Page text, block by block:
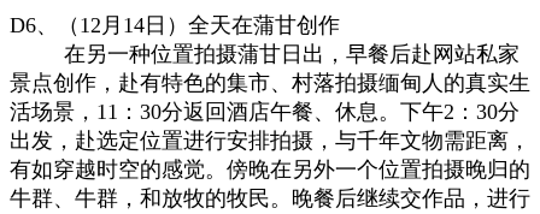
D6、（12月14日）全天在蒲甘创作
在另一种位置拍摄蒲甘日出，早餐后赴网站私家
景点创作，赴有特色的集市、村落拍摄缅甸人的真实生
活场景，11：30分返回酒店午餐、休息。下午2：30分
出发，赴选定位置进行安排拍摄，与千年文物需距离，
有如穿越时空的感觉。傍晚在另外一个位置拍摄晚归的
牛群、牛群，和放牧的牧民。晚餐后继续交作品，进行